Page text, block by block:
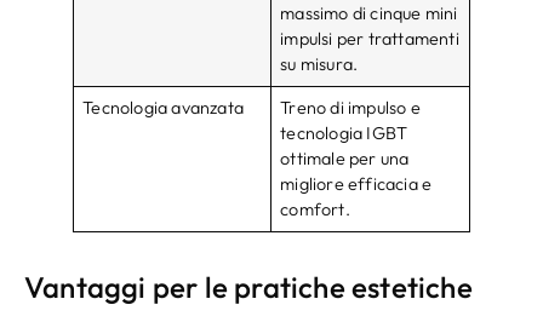
massimo di cinque mini
impulsi per trattamenti
su misura.
Tecnologia avanzata
Treno di impulso e
tecnologia IGBT
ottimale per una
migliore efficacia e
comfort.
Vantaggi per le pratiche estetiche